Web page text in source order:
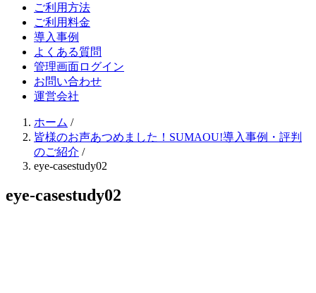
ご利用方法
ご利用料金
導入事例
よくある質問
管理画面ログイン
お問い合わせ
運営会社
ホーム /
皆様のお声あつめました！SUMAOU!導入事例・評判
のご紹介 /
eye-casestudy02
eye-casestudy02